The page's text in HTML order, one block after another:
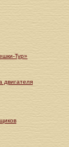
Тур»
двигателя